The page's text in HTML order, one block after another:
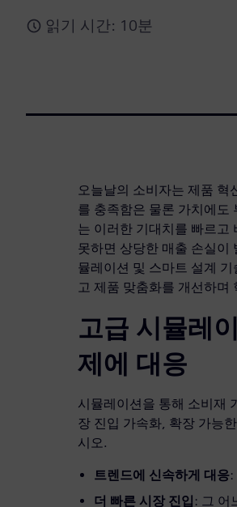
읽기 시간: 10분
오늘날의 소비자는 제품 혁
를 충족함은 물론 가치에도
는 이러한 기대치를 빠르고
못하면 상당한 매출 손실이
뮬레이션 및 스마트 설계
고 제품 맞춤화를 개선하며
고급 시뮬레
제에 대응
시뮬레이션을 통해 소비재
장 진입 가속화, 확장 가능
시오.
트렌드에 신속하게 대응
더 빠른 시장 진입 : 그 어